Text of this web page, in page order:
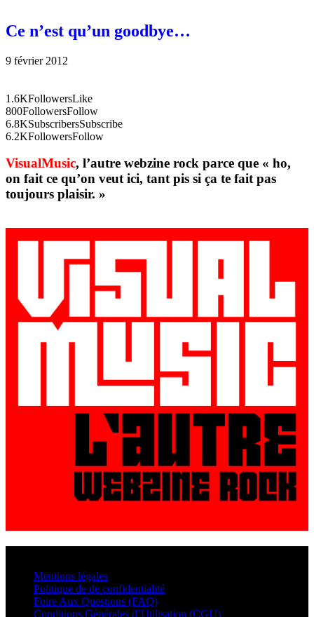
Ce n’est qu’un goodbye…
9 février 2012
1.6KFollowersLike
800FollowersFollow
6.8KSubscribersSubscribe
6.2KFollowersFollow
VisualMusic, l’autre webzine rock parce que « ho,
on fait ce qu’on veut ici, tant pis si ça te fait pas
toujours plaisir. »
Mentions légales
Politique de de confidentialité
Foire Aux Questions (FAQ)
Conditions Générales d’Utilisation (CGU)